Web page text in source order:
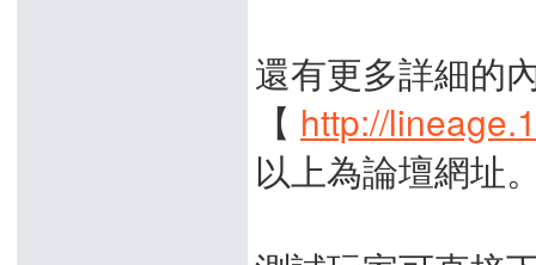
還有更多詳細的
【 http://
以上為論壇網址